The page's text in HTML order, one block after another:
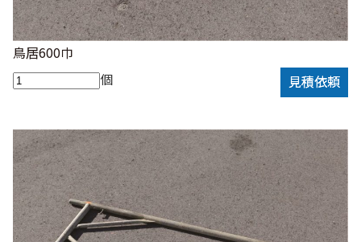
鳥居600巾
個
見積依頼